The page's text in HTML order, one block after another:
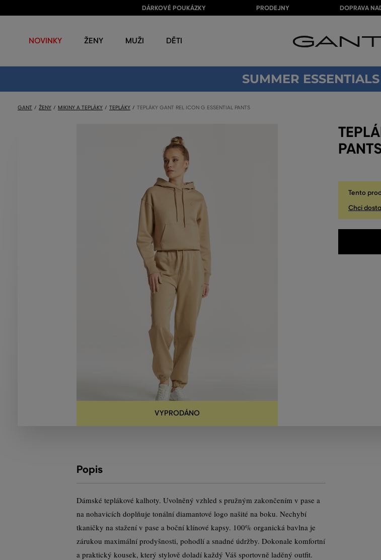
DÁRKOVÉ POUKÁZKY PRODEJNY DOPRAVA
NOVINKY ŽENY MUŽI DĚTI
SUMMER
GANT ŽENY MIKINY A TEPLÁKY TEPLÁKY TEPLÁKY GANT REL ICON G ESSENTIAL PANTS
VYPRODÁNO
Tento
Chci
Popis
Dámské teplákové kalhoty. Uvolněný vzhled s pružným zakončením v pase a
na nohavicích doplňuje tonální diamantové logo našité na boku. Nechybí
tkaničky na stažení v pase a boční klínové kapsy. 100% organická bavlna je
zárukou maximální prodyšnosti, pohodlí a snadné údržby. Dokonale komfortní
a praktický kousek, který stylově doladí každý Váš sportovně laděný outfit.